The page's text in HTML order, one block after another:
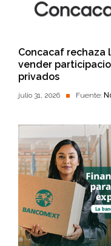
Concacaf rechaza
vender
privados
julio 31, 2026 Fuente: